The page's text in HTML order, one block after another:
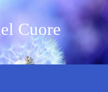
Cuore